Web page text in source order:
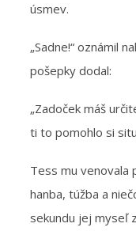
úsmev.
„Sadne!“ oznámil
pošepky dodal:
„Zadoček máš
ti to pomohlo si
Tess mu venovala
hanba, túžba a
sekundu jej myseľ